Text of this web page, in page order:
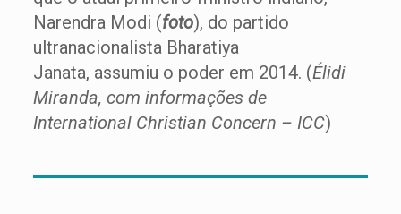
Narendra Modi (foto), do partido
ultranacionalista Bharatiya
Janata, assumiu o poder em 2014. (Élidi
Miranda, com informações de
International Christian Concern – ICC)